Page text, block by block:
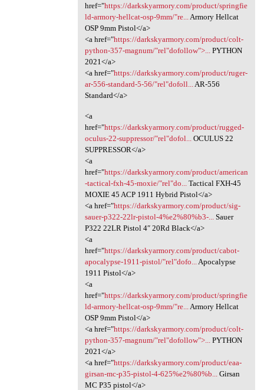
href="https://darkskyarmory.com/product/springfie
ld-armory-hellcat-osp-9mm/"re...Armory Hellcat
OSP 9mm Pistol</a>
<a href="https://darkskyarmory.com/product/colt-
python-357-magnum/"rel"dofollow">...PYTHON
2021</a>
<a href="https://darkskyarmory.com/product/ruger-
ar-556-standard-5-56/"rel"dofoll...AR-556
Standard</a>
<a
href="https://darkskyarmory.com/product/rugged-
oculus-22-suppressor/"rel"dofol...
OCULUS 22
SUPPRESSOR</a>
<a
href="https://darkskyarmory.com/product/american
-tactical-fxh-45-moxie/"rel"do...
Tactical FXH-45
MOXIE 45 ACP 1911 Hybrid Pistol</a>
<a href="https://darkskyarmory.com/product/sig-
sauer-p322-22lr-pistol-4%e2%80%b3-...
Sauer
P322 22LR Pistol 4″ 20Rd Black</a>
<a
href="https://darkskyarmory.com/product/cabot-
apocalypse-1911-pistol/"rel"dofo...
Apocalypse
1911 Pistol</a>
<a
href="https://darkskyarmory.com/product/springfie
ld-armory-hellcat-osp-9mm/"re...
Armory Hellcat
OSP 9mm Pistol</a>
<a href="https://darkskyarmory.com/product/colt-
python-357-magnum/"rel"dofollow">...
PYTHON
2021</a>
<a href="https://darkskyarmory.com/product/eaa-
girsan-mc-p35-pistol-4-625%e2%80%b...
Girsan
MC P35 pistol</a>